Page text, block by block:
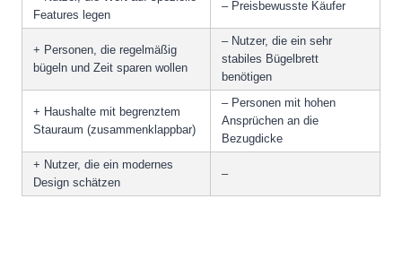
Features legen
– Preisbewusste Käufer
+ Personen, die regelmäßig
bügeln und Zeit sparen wollen
– Nutzer, die ein sehr
stabiles Bügelbrett
benötigen
+ Haushalte mit begrenztem
Stauraum (zusammenklappbar)
– Personen mit hohen
Ansprüchen an die
Bezugdicke
+ Nutzer, die ein modernes
Design schätzen
–